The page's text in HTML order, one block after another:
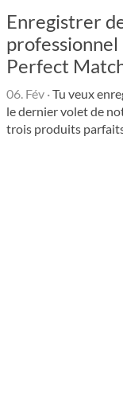
Enregistrer
Perfect
06. Fév ·Tu veux
le dernier volet de
trois produits